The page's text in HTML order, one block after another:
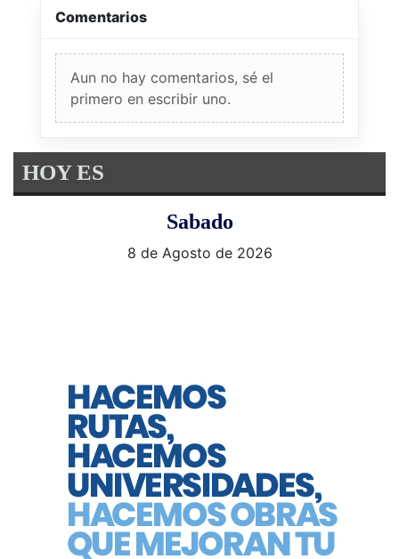
Comentarios
Aun no hay comentarios, sé el
primero en escribir uno.
HOY ES
Sabado
8 de Agosto de 2026